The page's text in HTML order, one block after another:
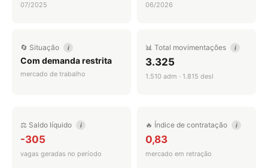
07/2025 06/2026
🔄 Situação i
Com demanda restrita
mercado de trabalho
📊 Total movimentações i
3.325
1.510 adm · 1.815 desl
⚖️ Saldo líquido i
-305
vagas geradas no período
🔥 Índice de contratação i
0,83
mercado em retração